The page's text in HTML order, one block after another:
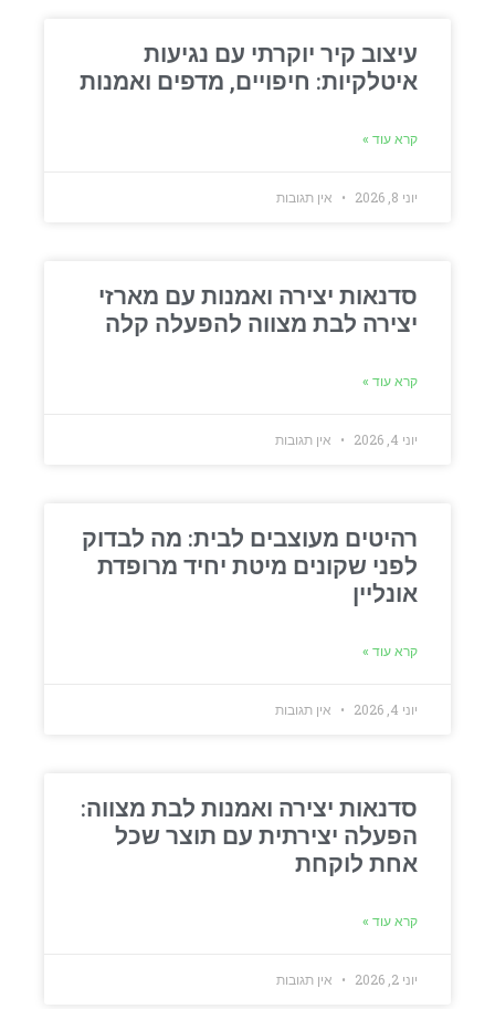
עיצוב קיר יוקרתי עם נגיעות
איטלקיות: חיפויים, מדפים ואמנות
קרא עוד »
יוני 8, 2026 אין תגובות
סדנאות יצירה ואמנות עם מארזי
יצירה לבת מצווה להפעלה קלה
קרא עוד »
יוני 4, 2026 אין תגובות
רהיטים מעוצבים לבית: מה לבדוק
לפני שקונים מיטת יחיד מרופדת
אונליין
קרא עוד »
יוני 4, 2026 אין תגובות
סדנאות יצירה ואמנות לבת מצווה:
הפעלה יצירתית עם תוצר שכל
אחת לוקחת
קרא עוד »
יוני 2, 2026 אין תגובות